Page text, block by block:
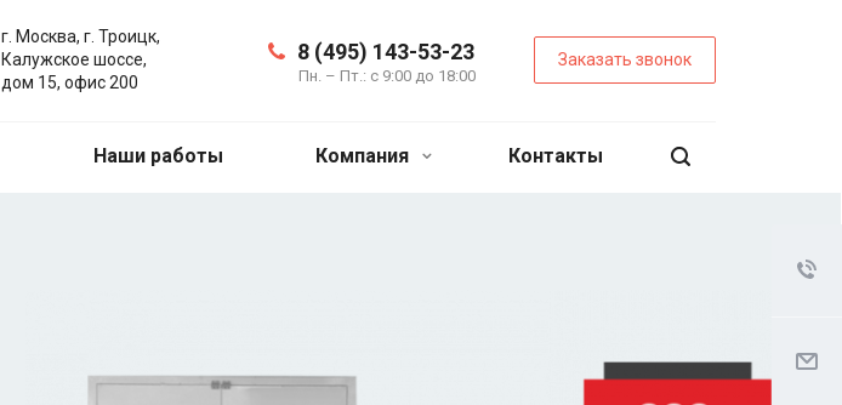
8 (495) 143-53-23
Пн. – Пт.: с 9:00 до 18:00
Заказать звонок
г. Москва, г. Троицк,
Калужское шоссе,
дом 15, офис 200
Наши работы Компания Контакты